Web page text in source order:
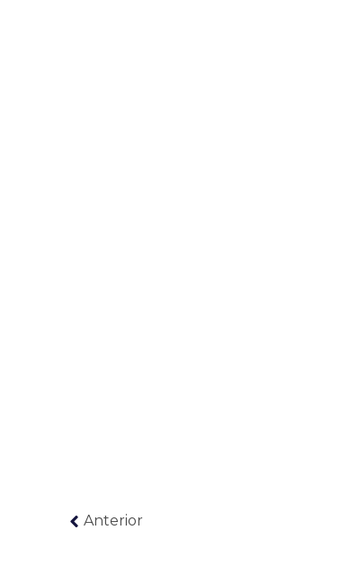
Anterior